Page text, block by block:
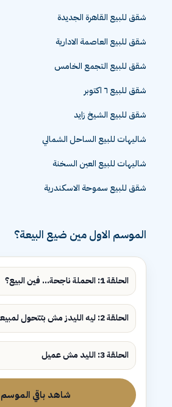
شقق للبيع القاهرة الجديدة
شقق للبيع العاصمة الادارية
شقق للبيع التجمع الخامس
شقق للبيع ٦ اكتوبر
شقق للبيع الشيخ زايد
شاليهات للبيع الساحل الشمالي
شاليهات للبيع العين السخنة
شقق للبيع سموحة الاسكندرية
الموسم الاول مين ضيع البيعة؟
الحلقة 1: الحملة ناجحة... فين البيع؟
الحلقة 2: ليه الليدز مش بتتحول لمبيعات؟
الحلقة 3: الليد مش عميل
شاهد باقي الموسم